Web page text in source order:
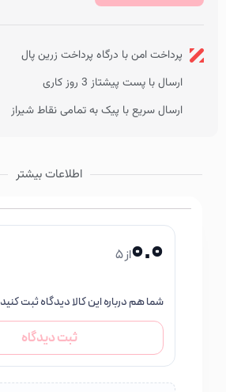
پرداخت امن با درگاه پرداخت زرین پال
ارسال با پست پیشتاز 3 روز کاری
ارسال سریع با پیک به تمامی نقاط شیراز
اطلاعات بیشتر
0.0از 5
شما هم درباره این کالا دیدگاه ثبت کنید
ثبت دیدگاه